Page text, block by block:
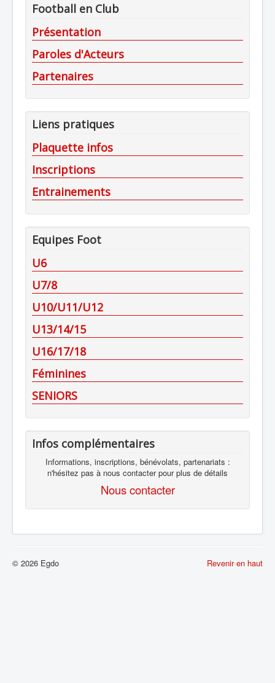
Football en Club
Présentation
Paroles d'Acteurs
Partenaires
Liens pratiques
Plaquette infos
Inscriptions
Entrainements
Equipes Foot
U6
U7/8
U10/U11/U12
U13/14/15
U16/17/18
Féminines
SENIORS
Infos complémentaires
Informations, inscriptions, bénévolats, partenariats :
n'hésitez pas à nous contacter pour plus de détails
Nous contacter
Revenir en haut
© 2026 Egdo